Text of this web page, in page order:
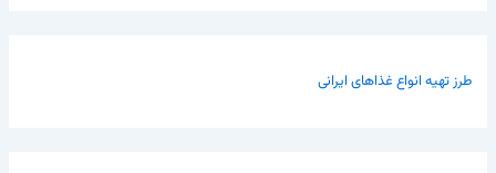
طرز تهیه انواع غذاهای ایرانی